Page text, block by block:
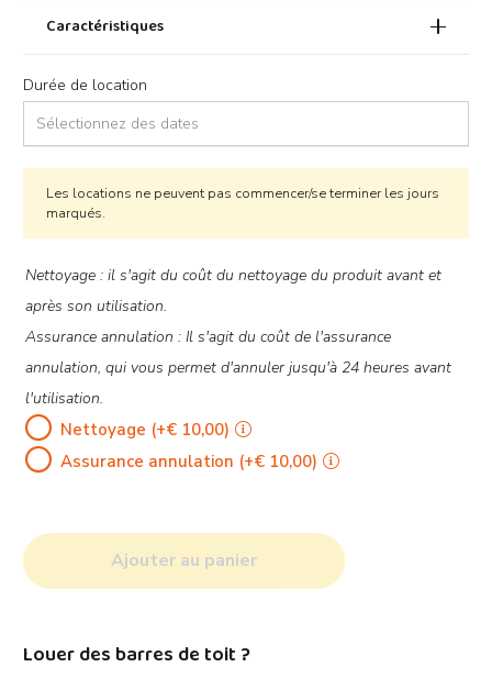
Caractéristiques
Durée de location
Les locations ne peuvent pas commencer/se terminer les jours
marqués.
Options
Nettoyage : il s'agit du coût du nettoyage du produit avant et
après son utilisation.
Assurance annulation : Il s'agit du coût de l'assurance
annulation, qui vous permet d'annuler jusqu'à 24 heures avant
l'utilisation.
Nettoyage (+€ 10,00)
Assurance annulation (+€ 10,00)
Ajouter au panier
Louer des barres de toit ?